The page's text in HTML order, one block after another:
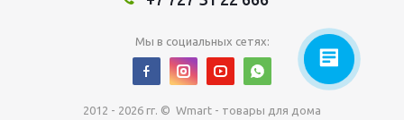
Мы в социальных сетях:
2012 - 2026 гг. © Wmart - товары для дома